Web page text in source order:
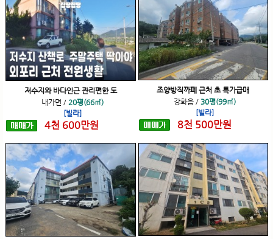
저수지와 바다인근 관리편한 도
내가면 / 20평(66㎡)
[빌라]
4천 600만원
조양방직까페 근처 초 특가급매
강화읍 / 30평(99㎡)
[빌라]
8천 500만원